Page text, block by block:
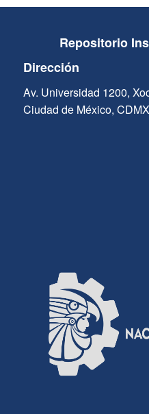
Repositorio
Dirección
Av. Universidad 1200,
Ciudad de México,